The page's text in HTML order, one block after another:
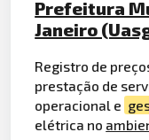
Prefeitura
Janeiro
Registro de
prestação de
operacional e
elétrica no